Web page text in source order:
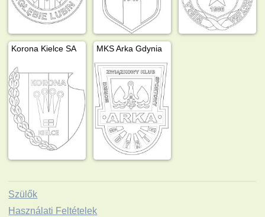
Korona Kielce SA MKS Arka Gdynia
Szülők
Használati Feltételek